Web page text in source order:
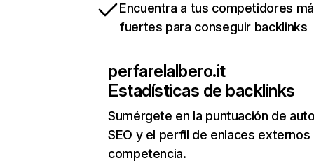
Encuentra a tus competidores
fuertes para conseguir backlinks
perfarelalbero.it
Estadísticas de backlinks
Sumérgete en la puntuación de
SEO y el perfil de enlaces externos
competencia.